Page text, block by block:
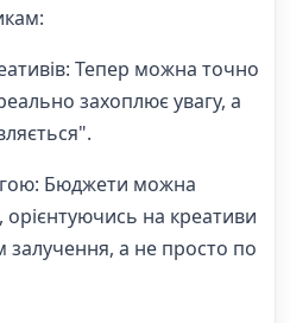
Тепер можна точно
захоплює увагу, а
Бюджети можна
на креативи
а не просто по